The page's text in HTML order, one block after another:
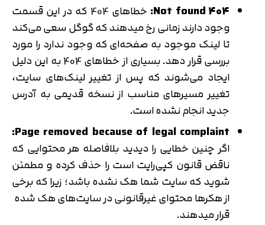
Not found 404:
خطاهای 404 که در این قسمت
وجود دارند زمانی رخ میدهند که گوگل سعی می‌کند
تا لینک موجود به صفحه‌ای که وجود ندارد را مورد
بررسی قرار دهد. بسیاری از خطاهای 404 به این دلیل
ایجاد می‌شوند که پس از تغییر لینک‌های ‌سایت،
تغییر مسیرهای مناسب از نسخه قدیمی به آدرس
جدید انجام نشده است.
Page removed because of legal complaint:
اگر چنین خطایی را دیدید بلافاصله هر محتوایی که
ناقض قانون کپی‌رایت است را حذف کرده و مطمئن
شوید که ‌سایت شما هک نشده باشد؛ زیرا که برخی
از هکرها محتوای غیرقانونی در سایت‌های هک شده
قرار میدهند.